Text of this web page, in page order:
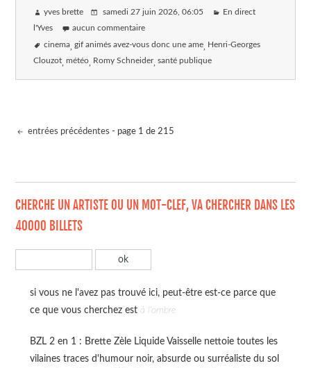
yves brette samedi 27 juin 2026, 06:05 En direct
l'Yves aucun commentaire
cinema gif animés avez-vous donc une ame Henri-Georges
Clouzot météo Romy Schneider santé publique
entrées précédentes - page 1 de 215
CHERCHE UN ARTISTE OU UN MOT-CLEF, VA CHERCHER DANS LES
40000 BILLETS
si vous ne l'avez pas trouvé ici, peut-être est-ce parce que
ce que vous cherchez est à l'ombre
BZL 2 en 1 : Brette Zèle Liquide Vaisselle nettoie toutes les
vilaines traces d'humour noir, absurde ou surréaliste du sol